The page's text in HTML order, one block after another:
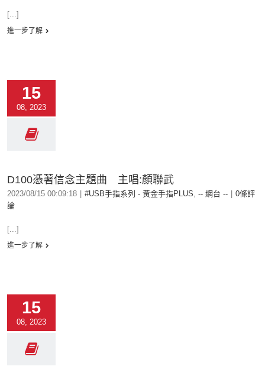
[...]
進一步了解
15
08, 2023
D100憑著信念主題曲 主唱:顏聯武
2023/08/15 00:09:18 #USB手指系列 - 黃金手指PLUS, -- 網台 --
0條評
論
[...]
進一步了解
15
08, 2023